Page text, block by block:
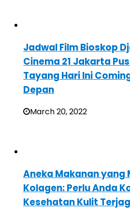
Jadwal Film Bioskop
Cinema 21 Jakarta
Tayang Hari Ini
Depan
March 20, 2022
Aneka Makanan yang
Kolagen: Perlu Anda
Kesehatan Kulit